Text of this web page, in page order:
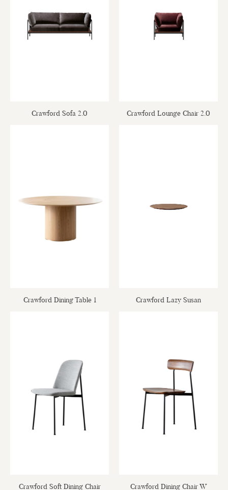
Crawford Sofa 2.0 Crawford Lounge Chair 2.0
Crawford Dining Table 1 Crawford Lazy Susan
Crawford Soft Dining Chair Crawford Dining Chair W